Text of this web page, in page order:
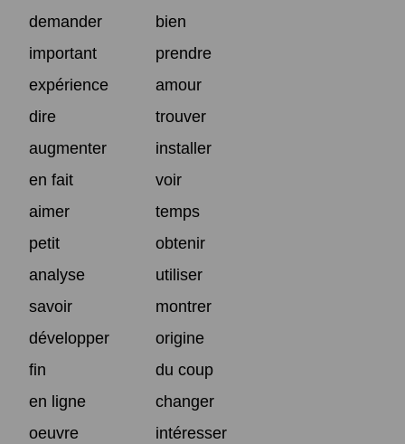
demander
bien
important
prendre
expérience
amour
dire
trouver
augmenter
installer
en fait
voir
aimer
temps
petit
obtenir
analyse
utiliser
savoir
montrer
développer
origine
fin
du coup
en ligne
changer
oeuvre
intéresser